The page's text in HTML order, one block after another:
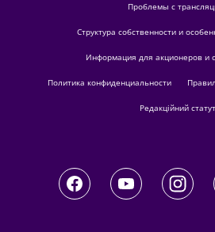
Проблемы с
Структура собственности и
Информация для акционеров и
Политика конфиденциальности
Редакційний статут